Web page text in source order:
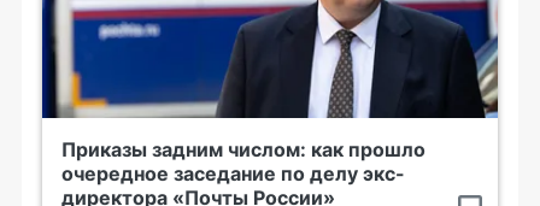
Приказы задним числом: как прошло
очередное заседание по делу экс-
директора «Почты России»